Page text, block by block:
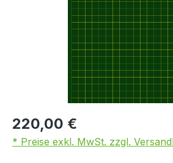
220,00 €
* Preise exkl. MwSt. zzgl.